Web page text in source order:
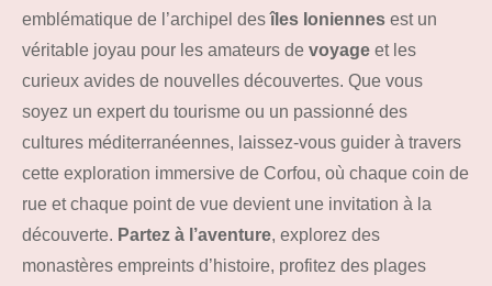
emblématique de l’archipel desîles Ioniennes est un
véritable joyau pour les amateurs de voyage et les
curieux avides de nouvelles découvertes. Que vous
soyez un expert du tourisme ou un passionné des
cultures méditerranéennes, laissez-vous guider à travers
cette exploration immersive de Corfou, où chaque coin de
rue et chaque point de vue devient une invitation à la
découverte. Partez à l’aventure, explorez des
monastères empreints d’histoire, profitez des plages